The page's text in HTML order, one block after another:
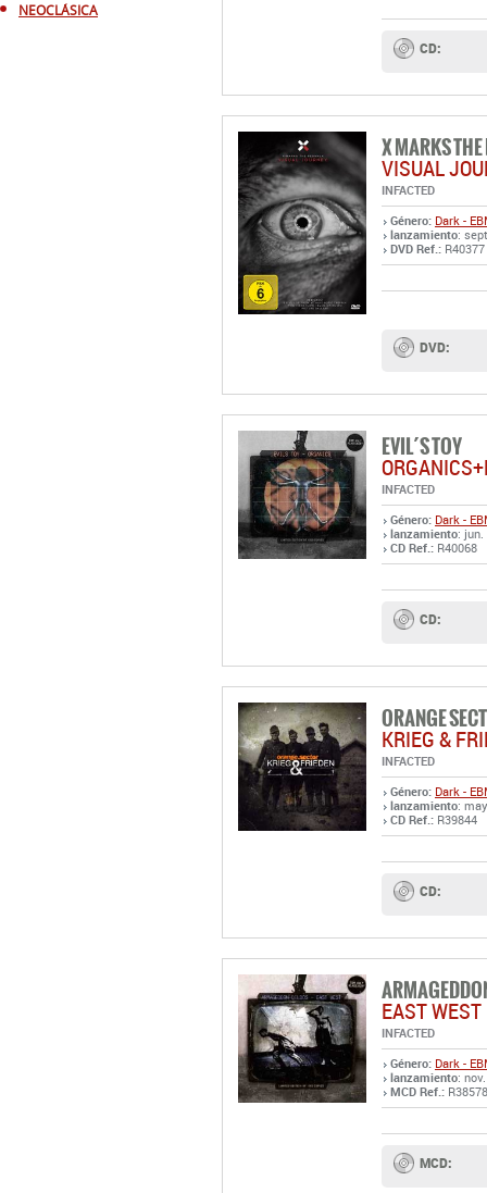
NEOCLÁSICA
CD:
X MARKS
VISUAL
INFACTED
Género: Dark -
lanzamiento:
DVD Ref.: R40377
DVD:
EVIL´S TOY
INFACTED
Género: Dark -
lanzamiento: jun.
CD Ref.: R40068
CD:
ORANGE
KRIEG &
INFACTED
Género: Dark -
lanzamiento:
CD Ref.: R39844
CD:
EAST WEST
INFACTED
Género: Dark -
lanzamiento:
MCD Ref.: R38578
MCD: